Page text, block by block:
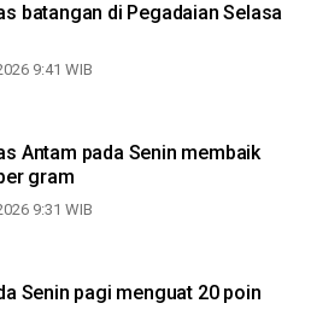
batangan di Pegadaian Selasa
9:41 WIB
Antam pada Senin membaik
gram
9:31 WIB
Senin pagi menguat 20 poin